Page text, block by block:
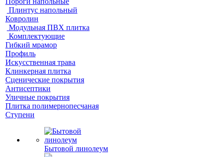
Плинтус напольный
Ковролин
Модульная ПВХ плитка
Комплектующие
Гибкий мрамор
Профиль
Искусственная трава
Клинкерная плитка
Сценические покрытия
Антисептики
Уличные покрытия
Плитка полимернопесчаная
Ступени
Бытовой линолеум